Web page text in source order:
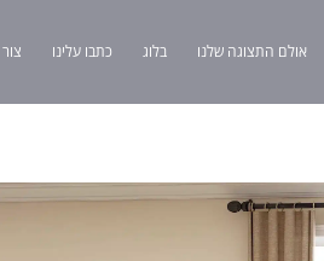
אולם התצוגה שלנו בלוג כתבו עלינו